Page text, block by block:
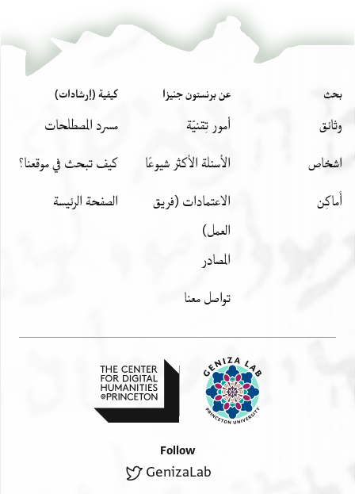
بحث
وثائق
اشخاص
أَماكِن
عن برنستون جنيزا
أمور تِقنيّة
الأسئلة الأكثر شيوعًا
الاعتمادات (فريق
العمل)
المصادر
تواصل معنا
كيفية (إرشادات)
مسرد المصطلحات
كيف تبحث في موقعنا؟
الصفحة الرئيسة
Follow
GenizaLab